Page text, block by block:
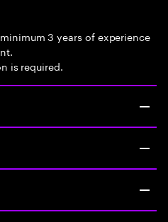
3 years of experience
is required.